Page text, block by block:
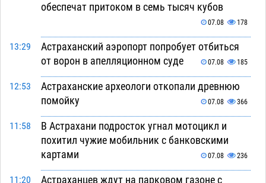
обеспечат притоком в семь тысяч кубов
07.08 178
13:29
Астраханский аэропорт попробует отбиться
от ворон в апелляционном суде
07.08 185
12:53
Астраханские археологи откопали древнюю
помойку
07.08 366
11:58
В Астрахани подросток угнал мотоцикл и
похитил чужие мобильник с банковскими
картами
07.08 236
11:20
Астраханцев ждут на парковом газоне с